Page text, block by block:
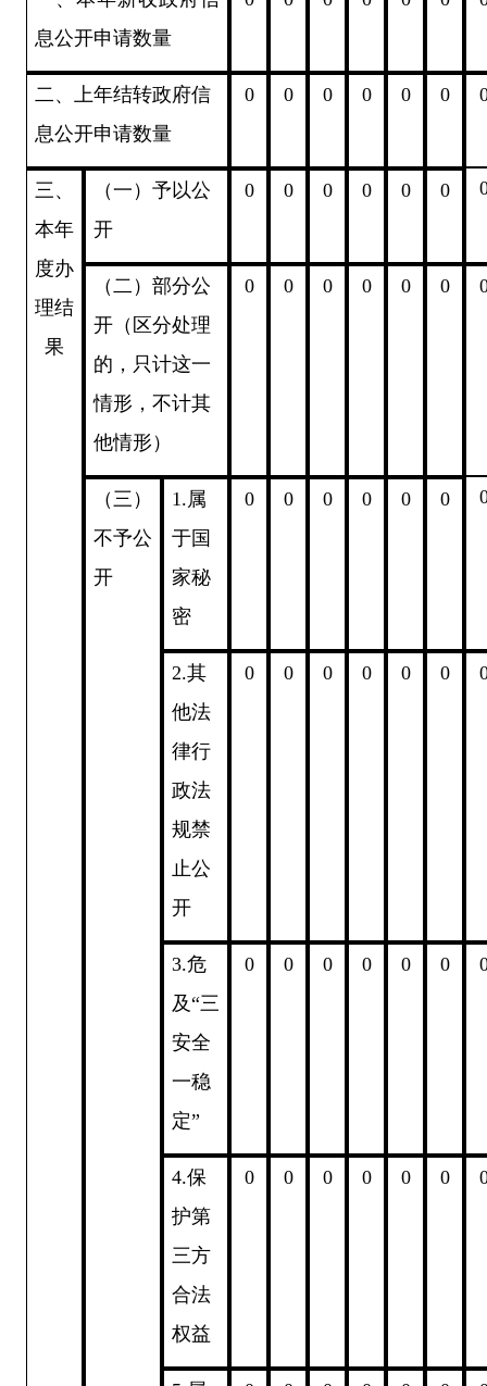
息公开申请数量
二、上年结转政府信
息公开申请数量
0 0 0 0 0 0
三、
本年
度办
理结
果
（一）予以公
开
0 0 0 0 0 0
（二）部分公
开（区分处理
的，只计这一
情形，不计其
他情形）
0 0 0 0 0 0
（三）
不予公
开
1. 属
于国
家秘
密
0 0 0 0 0 0
2.其
他法
律行
政法
规禁
止公
开
0 0 0 0 0 0
3.危
及“三
安全
一稳
定”
0 0 0 0 0 0
4.保
护第
三方
合法
权益
0 0 0 0 0 0